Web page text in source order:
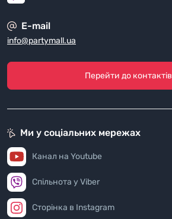
E-mail
info@partymall.ua
Перейти до контактів
Ми у соціальних мережах
Канал на Youtube
Спільнота у Viber
Сторінка в Instagram